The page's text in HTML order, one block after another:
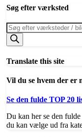
Søg efter værksted
Products
search
Translate this site
Vil du se hvem der er
Se den fulde TOP 20
Du kan her se den
du kan vælge ud fra